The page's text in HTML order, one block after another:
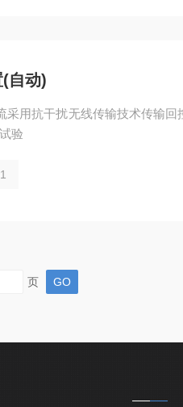
自动)
用抗干扰无线传输技术传输回
验
页